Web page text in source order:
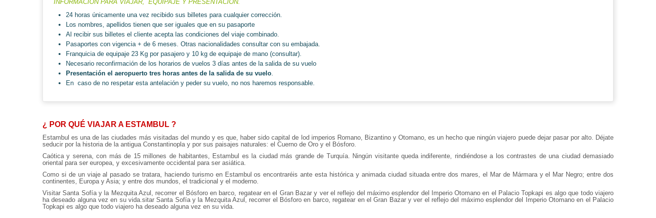
INFORMACION PARA VIAJAR, EQUIPAJE Y PRESENTACION.
24 horas únicamente una vez recibido sus billetes para cualquier corrección.
Los nombres, apellidos tienen que ser iguales que en su pasaporte
Al recibir sus billetes el cliente acepta las condiciones del viaje combinado.
Pasaportes con vigencia + de 6 meses. Otras nacionalidades consultar con su embajada.
Franquicia de equipaje 23 Kg por pasajero y 10 kg de equipaje de mano (consultar).
Necesario reconfirmación de los horarios de vuelos 3 días antes de la salida de su vuelo
Presentación el aeropuerto tres horas antes de la salida de su vuelo.
En caso de no respetar esta antelación y peder su vuelo, no nos haremos responsable.
¿ POR QUÉ VIAJAR A ESTAMBUL ?
Estambul es una de las ciudades más visitadas del mundo y es que, haber sido capital de lod imperios Romano, Bizantino y Otomano, es un hecho que ningún viajero puede dejar pasar por alto. Déjate
seducir por la historia de la antigua Constantinopla y por sus paisajes naturales: el Cuerno de Oro y el Bósforo.
Caótica y serena, con más de 15 millones de habitantes, Estambul es la ciudad más grande de Turquía. Ningún visitante queda indiferente, rindiéndose a los contrastes de una ciudad demasiado
oriental para ser europea, y excesivamente occidental para ser asiática.
Como si de un viaje al pasado se tratara, haciendo turismo en Estambul os encontraréis ante esta histórica y animada ciudad situada entre dos mares, el Mar de Mármara y el Mar Negro; entre dos
continentes, Europa y Asia; y entre dos mundos, el tradicional y el moderno.
Visitar Santa Sofía y la Mezquita Azul, recorrer el Bósforo en barco, regatear en el Gran Bazar y ver el reflejo del máximo esplendor del Imperio Otomano en el Palacio Topkapi es algo que todo viajero
ha deseado alguna vez en su vida.sitar Santa Sofía y la Mezquita Azul, recorrer el Bósforo en barco, regatear en el Gran Bazar y ver el reflejo del máximo esplendor del Imperio Otomano en el Palacio
Topkapi es algo que todo viajero ha deseado alguna vez en su vida.